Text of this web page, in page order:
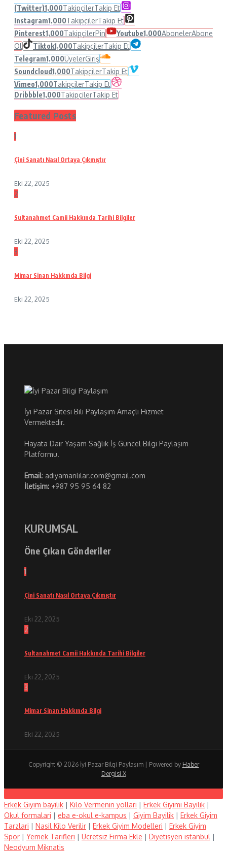
(Twitter)1,000TakipçilerTakip Et
Instagram1,000TakipçilerTakip Et
Pinterest1,000TakipçilerPin Youtube1,000AbonelerAbone
Ol
Tiktok1,000TakipçilerTakip Et
Telegram1,000ÜyelerGiriş
Soundcloud1,000TakipçilerTakip Et
Vimeo1,000TakipçilerTakip Et
Dribbble1,000TakipçilerTakip Et
Featured Posts
1
Çini Sanatı Nasıl Ortaya Çıkmıştır
Eki 22, 2025
2
Sultanahmet Camii Hakkında Tarihi Bilgiler
Eki 22, 2025
3
Mimar Sinan Hakkında Bilgi
Eki 22, 2025
İyi Pazar Sitesi Bili Paylaşım Amaçlı Hizmet
Vermektedir.
Hayata Dair Yaşam Sağlık İş Güncel Bilgi Paylaşım
Platformu.
Email: adiyamanlilar.com@gmail.com
İletişim: +987 95 95 64 82
KURUMSAL
Öne Çıkan Gönderiler
1
Çini Sanatı Nasıl Ortaya Çıkmıştır
Eki 22, 2025
2
Sultanahmet Camii Hakkında Tarihi Bilgiler
Eki 22, 2025
3
Mimar Sinan Hakkında Bilgi
Eki 22, 2025
Copyright © 2026 İyi Pazar Bilgi Paylaşım | Powered by Haber
Dergisi X
Erkek Giyim bayilik | Kilo Vermenin yollari | Erkek Giyimi Bayilik |
Okul formalari | eba e-okul e-kampus | Giyim Bayilik | Erkek Giyim
Tarzlari | Nasil Kilo Verilir | Erkek Giyim Modelleri | Erkek Giyim
Spor | Yemek Tarifleri | Ucretsiz Firma Ekle | Diyetisyen istanbul |
Neodyum Miknatis